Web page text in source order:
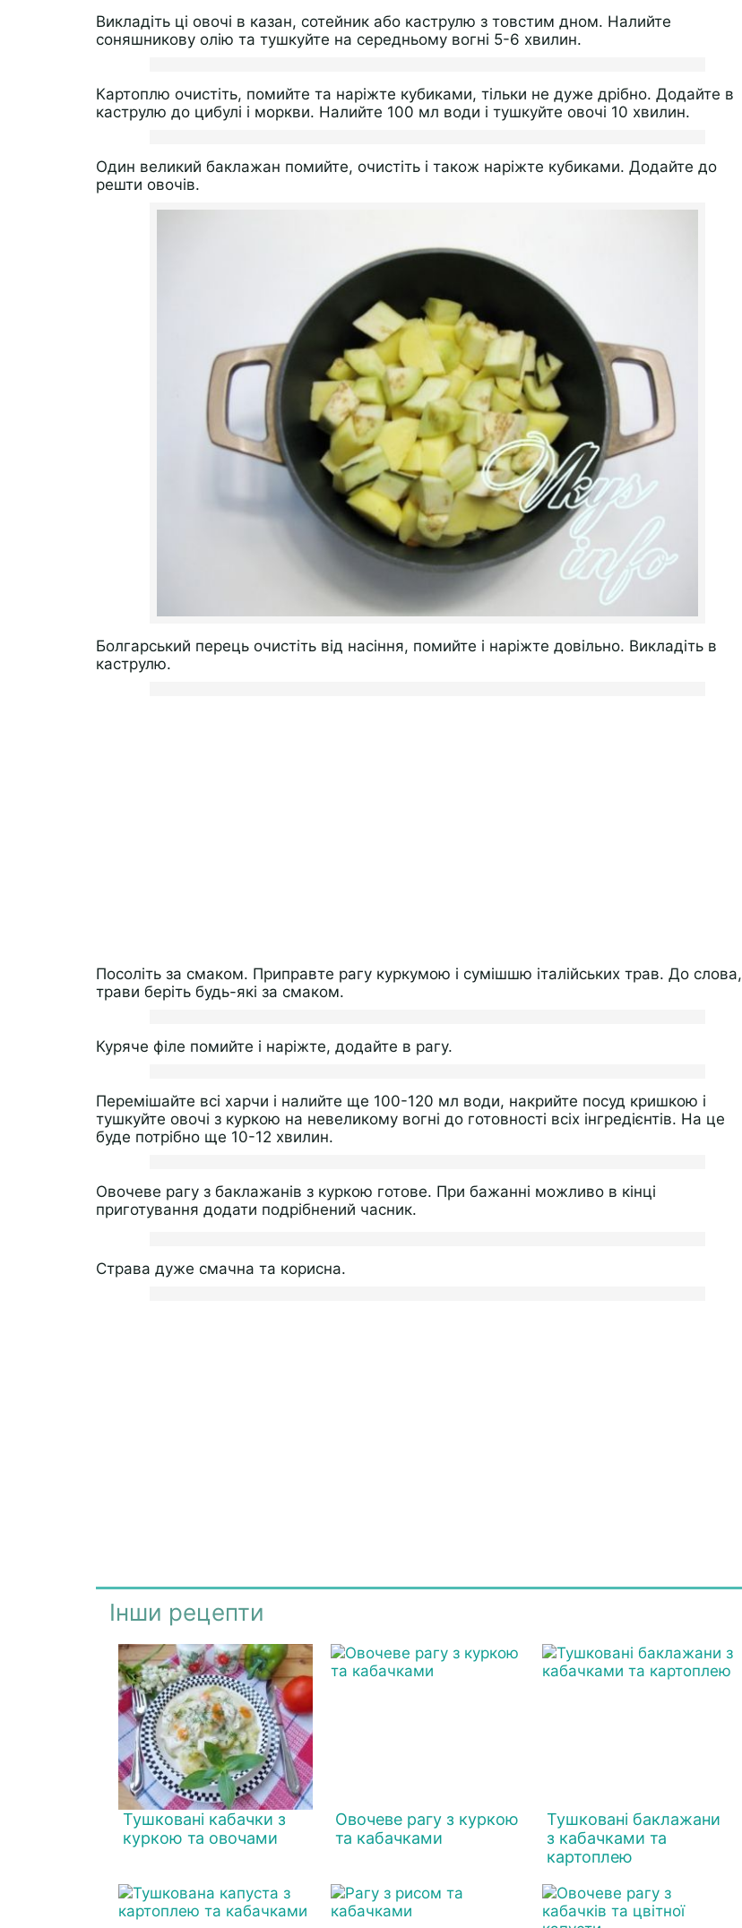
Викладіть ці овочі в казан, сотейник або каструлю з товстим дном. Налийте
соняшникову олію та тушкуйте на середньому вогні 5-6 хвилин.
Картоплю очистіть, помийте та наріжте кубиками, тільки не дуже дрібно. Додайте в
каструлю до цибулі і моркви. Налийте 100 мл води і тушкуйте овочі 10 хвилин.
Один великий баклажан помийте, очистіть і також наріжте кубиками. Додайте до
решти овочів.
Болгарський перець очистіть від насіння, помийте і наріжте довільно. Викладіть в
каструлю.
Посоліть за смаком. Приправте рагу куркумою і сумішшю італійських трав. До слова,
трави беріть будь-які за смаком.
Куряче філе помийте і наріжте, додайте в рагу.
Перемішайте всі харчи і налийте ще 100-120 мл води, накрийте посуд кришкою і
тушкуйте овочі з куркою на невеликому вогні до готовності всіх інгредієнтів. На це
буде потрібно ще 10-12 хвилин.
Овочеве рагу з баклажанів з куркою готове. При бажанні можливо в кінці
приготування додати подрібнений часник.
Страва дуже смачна та корисна.
Інши рецепти
Тушковані кабачки з
куркою та овочами
Овочеве рагу з куркою
та кабачками
Тушковані баклажани
з кабачками та
картоплею